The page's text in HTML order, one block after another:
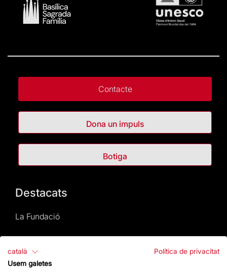
Contacte
Dona un impuls
Botiga
Destacats
La Fundació
Atenció al Visitant
català
Política de privacitat
Usem galetes